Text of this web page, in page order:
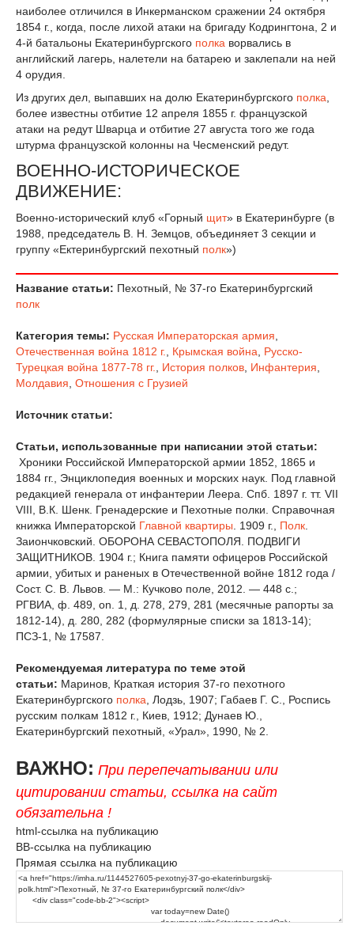
наиболее отличился в Инкерманском сражении 24 октября
1854 г., когда, после лихой атаки на бригаду Кодрингтона, 2 и
4-й батальоны Екатеринбургского полка ворвались в
английский лагерь, налетели на батарею и заклепали на ней
4 орудия.
Из других дел, выпавших на долю Екатеринбургского полка,
более известны отбитие 12 апреля 1855 г. французской
атаки на редут Шварца и отбитие 27 августа того же года
штурма французской колонны на Чесменский редут.
ВОЕННО-ИСТОРИЧЕСКОЕ
ДВИЖЕНИЕ:
Военно-исторический клуб «Горный щит» в Екатеринбурге (в
1988, председатель В. Н. Земцов, объединяет 3 секции и
группу «Ектеринбургский пехотный полк»)
Название статьи: Пехотный, № 37-го Екатеринбургский
полк
Категория темы: Русская Императорская армия
Отечественная война 1812 г.
Крымская война
Русско-
Турецкая война 1877-78 гг.
История полков Инфантерия
Молдавия Отношения с Грузией
Источник статьи:
Статьи, использованные при написании этой статьи:
Хроники Российской Императорской армии 1852, 1865 и
1884 гг., Энциклопедия военных и морских наук. Под главной
редакцией генерала от инфантерии Леера. Спб. 1897 г. тт. VII
VIII, В.К. Шенк. Гренадерские и Пехотные полки. Справочная
книжка Императорской Главной квартиры . 1909 г., Полк
Заиончковский. ОБОРОНА СЕВАСТОПОЛЯ. ПОДВИГИ
ЗАЩИТНИКОВ. 1904 г.; Книга памяти офицеров Российской
армии, убитых и раненых в Отечественной войне 1812 года /
Сост. С. В. Львов. — М.: Кучково поле, 2012. — 448 с.;
РГВИА, ф. 489, on. 1, д. 278, 279, 281 (месячные рапорты за
1812-14), д. 280, 282 (формулярные списки за 1813-14);
ПСЗ-1, № 17587.
Рекомендуемая литература по теме этой
статьи: Маринов, Краткая история 37-го пехотного
Екатеринбургского полка , Лодзь, 1907; Габаев Г. С., Роспись
русским полкам 1812 г., Киев, 1912; Дунаев Ю.,
Екатеринбургский пехотный, «Урал», 1990, № 2.
ВАЖНО: При перепечатывании или
цитировании статьи, ссылка на сайт
обязательна !
html-ссылка на публикацию
BB-ссылка на публикацию
Прямая ссылка на публикацию